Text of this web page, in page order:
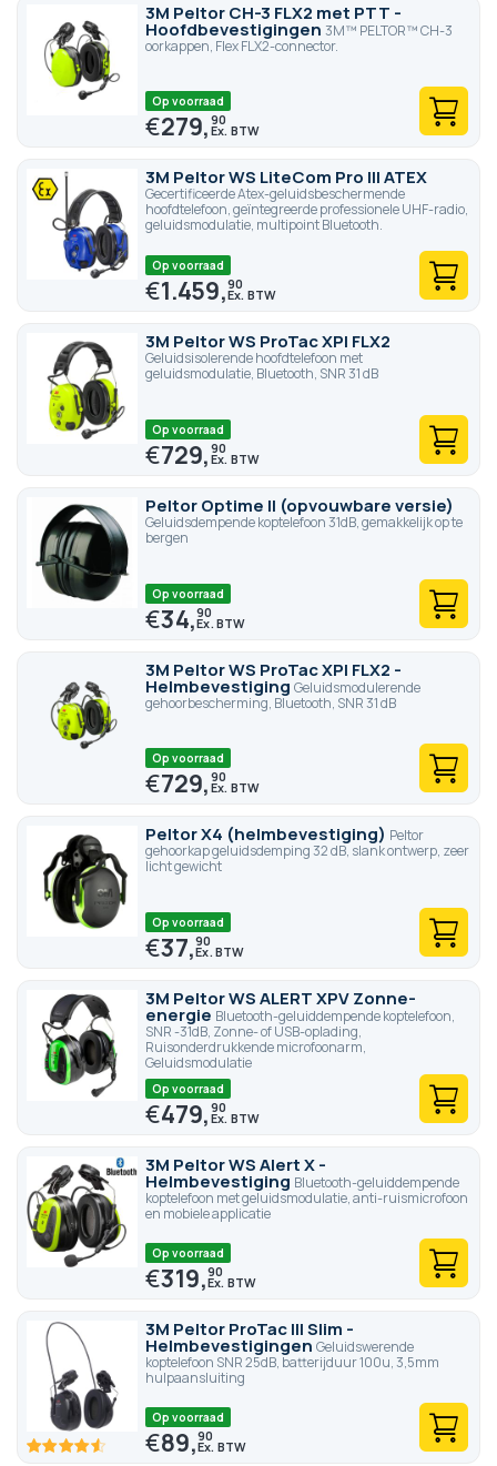
3M Peltor CH-3 FLX2 met PTT -
Hoofdbevestigingen 3M™ PELTOR™ CH-3
oorkappen, Flex FLX2-connector.
Op voorraad
€279,90
3M Peltor WS LiteCom Pro III ATEX
Gecertificeerde Atex-geluidsbeschermende
hoofdtelefoon, geïntegreerde professionele UHF-radio,
geluidsmodulatie, multipoint Bluetooth.
Op voorraad
€1.459,90
3M Peltor WS ProTac XPI FLX2
Geluidsisolerende hoofdtelefoon met
geluidsmodulatie, Bluetooth, SNR 31 dB
Op voorraad
€729,90
Peltor Optime II (opvouwbare versie)
Geluidsdempende koptelefoon 31dB, gemakkelijk op te
bergen
Op voorraad
€34,90
3M Peltor WS ProTac XPI FLX2 -
Helmbevestiging Geluidsmodulerende
gehoorbescherming, Bluetooth, SNR 31 dB
Op voorraad
€729,90
Peltor X4 (helmbevestiging) Peltor
gehoorkap geluidsdemping 32 dB, slank ontwerp, zeer
licht gewicht
Op voorraad
€37,90
3M Peltor WS ALERT XPV Zonne-
energie Bluetooth-geluiddempende koptelefoon,
SNR -31dB, Zonne- of USB-oplading,
Ruisonderdrukkende microfoonarm,
Geluidsmodulatie
Op voorraad
€479,90
3M Peltor WS Alert X -
Helmbevestiging Bluetooth-geluiddempende
koptelefoon met geluidsmodulatie, anti-ruismicrofoon
en mobiele applicatie
Op voorraad
€319,90
3M Peltor ProTac III Slim -
Helmbevestigingen Geluidswerende
koptelefoon SNR 25dB, batterijduur 100u, 3,5mm
hulpaansluiting
91 100
Op voorraad
€89,90